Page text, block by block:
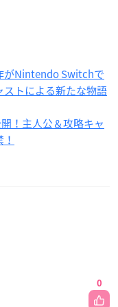
がNintendo Switchで
トによる新たな物語
！主人公＆攻略キャ
0